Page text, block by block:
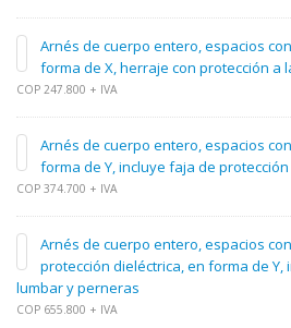
Arnés de cuerpo entero, espacios
forma de X, herraje con protección a
COP 247.800 + IVA
Arnés de cuerpo entero, espacios
forma de Y, incluye faja de
COP 374.700 + IVA
Arnés de cuerpo entero, espacios
protección dieléctrica, en forma de
lumbar y perneras
COP 655.800 + IVA